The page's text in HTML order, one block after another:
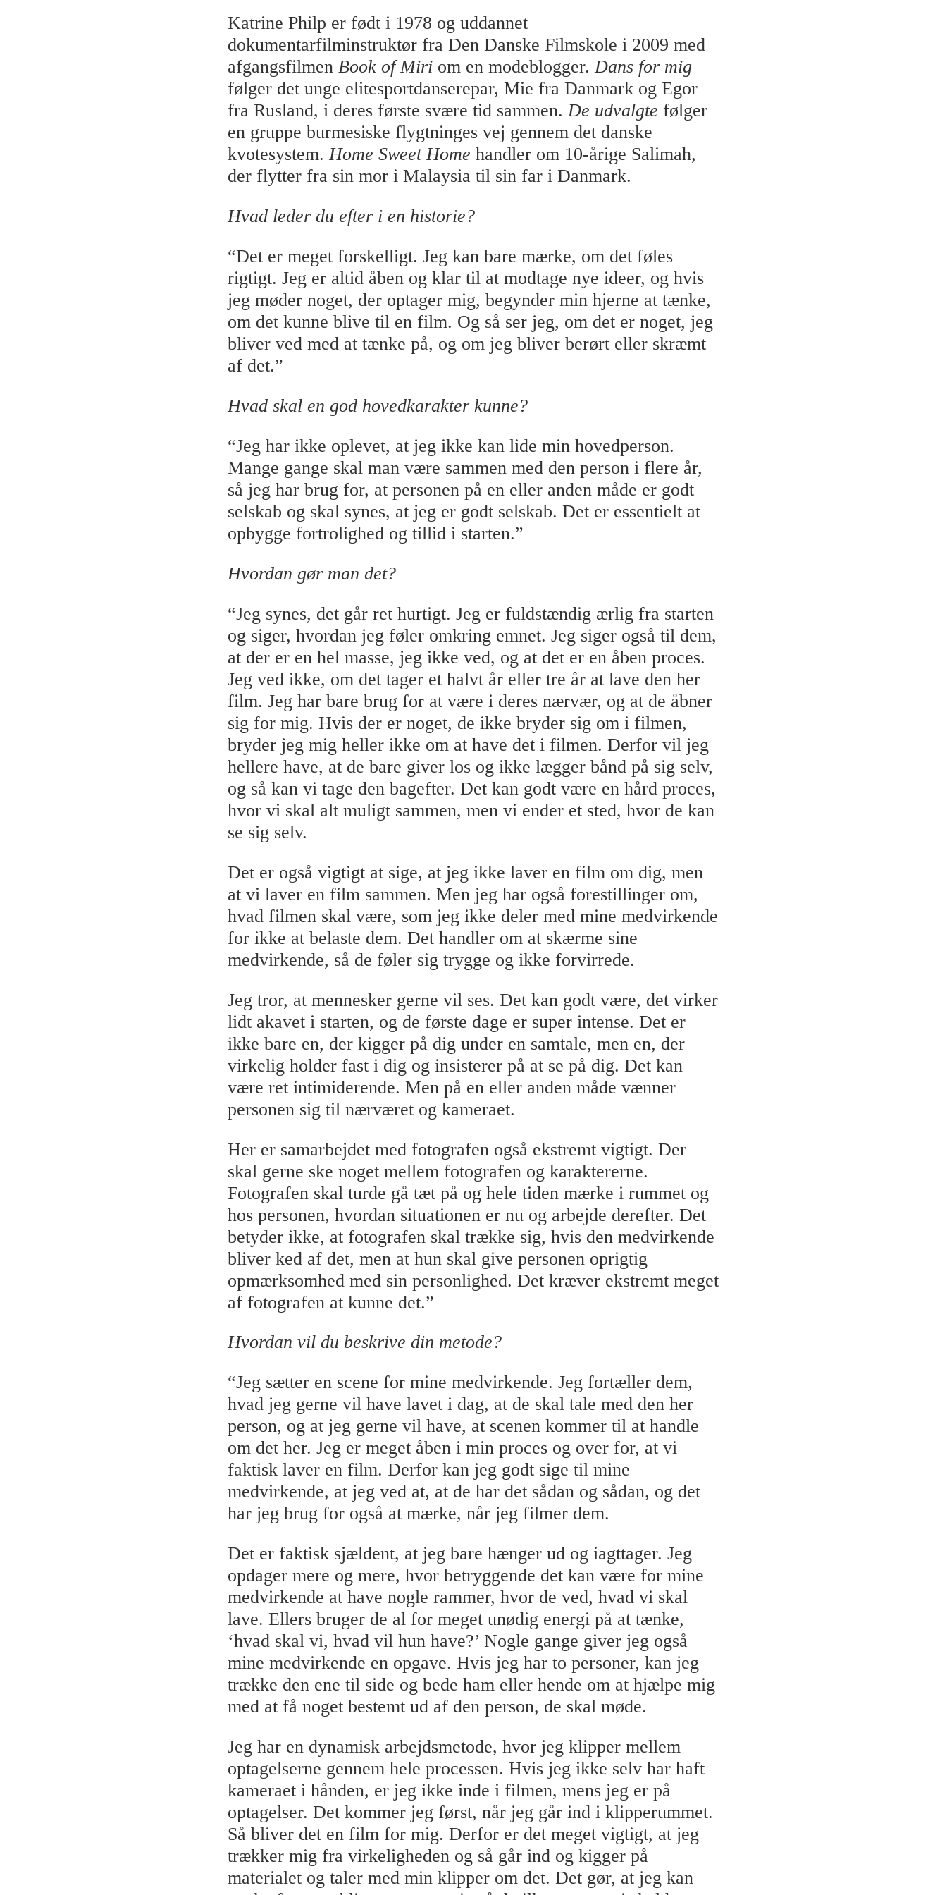
Katrine Philp er født i 1978 og uddannet
dokumentarfilminstruktør fra Den Danske Filmskole i 2009 med
afgangsfilmen Book of Miri om en modeblogger.Dans for mig
følger det unge elitesportdanserepar, Mie fra Danmark og Egor
fra Rusland, i deres første svære tid sammen.De udvalgte følger
en gruppe burmesiske flygtninges vej gennem det danske
kvotesystem.Home Sweet Home handler om 10-årige Salimah,
der flytter fra sin mor i Malaysia til sin far i Danmark.
Hvad leder du efter i en historie?
“Det er meget forskelligt. Jeg kan bare mærke, om det føles
rigtigt. Jeg er altid åben og klar til at modtage nye ideer, og hvis
jeg møder noget, der optager mig, begynder min hjerne at tænke,
om det kunne blive til en film. Og så ser jeg, om det er noget, jeg
bliver ved med at tænke på, og om jeg bliver berørt eller skræmt
af det.”
Hvad skal en god hovedkarakter kunne?
“Jeg har ikke oplevet, at jeg ikke kan lide min hovedperson.
Mange gange skal man være sammen med den person i flere år,
så jeg har brug for, at personen på en eller anden måde er godt
selskab og skal synes, at jeg er godt selskab. Det er essentielt at
opbygge fortrolighed og tillid i starten.”
Hvordan gør man det?
“Jeg synes, det går ret hurtigt. Jeg er fuldstændig ærlig fra starten
og siger, hvordan jeg føler omkring emnet. Jeg siger også til dem,
at der er en hel masse, jeg ikke ved, og at det er en åben proces.
Jeg ved ikke, om det tager et halvt år eller tre år at lave den her
film. Jeg har bare brug for at være i deres nærvær, og at de åbner
sig for mig. Hvis der er noget, de ikke bryder sig om i filmen,
bryder jeg mig heller ikke om at have det i filmen. Derfor vil jeg
hellere have, at de bare giver los og ikke lægger bånd på sig selv,
og så kan vi tage den bagefter. Det kan godt være en hård proces,
hvor vi skal alt muligt sammen, men vi ender et sted, hvor de kan
se sig selv.
Det er også vigtigt at sige, at jeg ikke laver en film om dig, men
at vi laver en film sammen. Men jeg har også forestillinger om,
hvad filmen skal være, som jeg ikke deler med mine medvirkende
for ikke at belaste dem. Det handler om at skærme sine
medvirkende, så de føler sig trygge og ikke forvirrede.
Jeg tror, at mennesker gerne vil ses. Det kan godt være, det virker
lidt akavet i starten, og de første dage er super intense. Det er
ikke bare en, der kigger på dig under en samtale, men en, der
virkelig holder fast i dig og insisterer på at se på dig. Det kan
være ret intimiderende. Men på en eller anden måde vænner
personen sig til nærværet og kameraet.
Her er samarbejdet med fotografen også ekstremt vigtigt. Der
skal gerne ske noget mellem fotografen og karaktererne.
Fotografen skal turde gå tæt på og hele tiden mærke i rummet og
hos personen, hvordan situationen er nu og arbejde derefter. Det
betyder ikke, at fotografen skal trække sig, hvis den medvirkende
bliver ked af det, men at hun skal give personen oprigtig
opmærksomhed med sin personlighed. Det kræver ekstremt meget
af fotografen at kunne det.”
Hvordan vil du beskrive din metode?
“Jeg sætter en scene for mine medvirkende. Jeg fortæller dem,
hvad jeg gerne vil have lavet i dag, at de skal tale med den her
person, og at jeg gerne vil have, at scenen kommer til at handle
om det her. Jeg er meget åben i min proces og over for, at vi
faktisk laver en film. Derfor kan jeg godt sige til mine
medvirkende, at jeg ved at, at de har det sådan og sådan, og det
har jeg brug for også at mærke, når jeg filmer dem.
Det er faktisk sjældent, at jeg bare hænger ud og iagttager. Jeg
opdager mere og mere, hvor betryggende det kan være for mine
medvirkende at have nogle rammer, hvor de ved, hvad vi skal
lave. Ellers bruger de al for meget unødig energi på at tænke,
‘hvad skal vi, hvad vil hun have?’ Nogle gange giver jeg også
mine medvirkende en opgave. Hvis jeg har to personer, kan jeg
trække den ene til side og bede ham eller hende om at hjælpe mig
med at få noget bestemt ud af den person, de skal møde.
Jeg har en dynamisk arbejdsmetode, hvor jeg klipper mellem
optagelserne gennem hele processen. Hvis jeg ikke selv har haft
kameraet i hånden, er jeg ikke inde i filmen, mens jeg er på
optagelser. Det kommer jeg først, når jeg går ind i klipperummet.
Så bliver det en film for mig. Derfor er det meget vigtigt, at jeg
trækker mig fra virkeligheden og så går ind og kigger på
materialet og taler med min klipper om det. Det gør, at jeg kan